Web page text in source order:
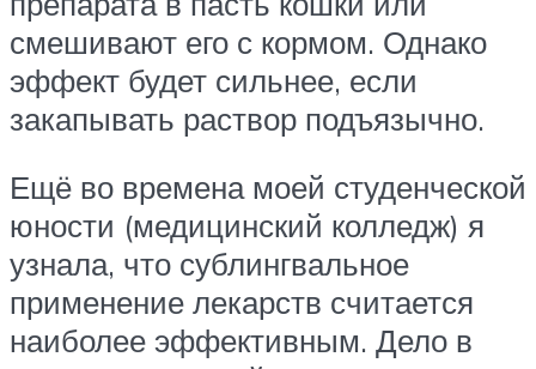
смешивают его с кормом. Однако
эффект будет сильнее, если
закапывать раствор подъязычно.
Ещё во времена моей студенческой
юности (медицинский колледж) я
узнала, что сублингвальное
применение лекарств считается
наиболее эффективным. Дело в